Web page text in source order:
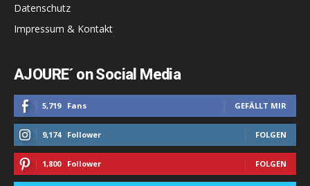
Datenschutz
Impressum & Kontakt
AJOURE´ on Social Media
5,719 Fans GEFÄLLT MIR
9,174 Follower FOLGEN
1,800 Follower FOLGEN